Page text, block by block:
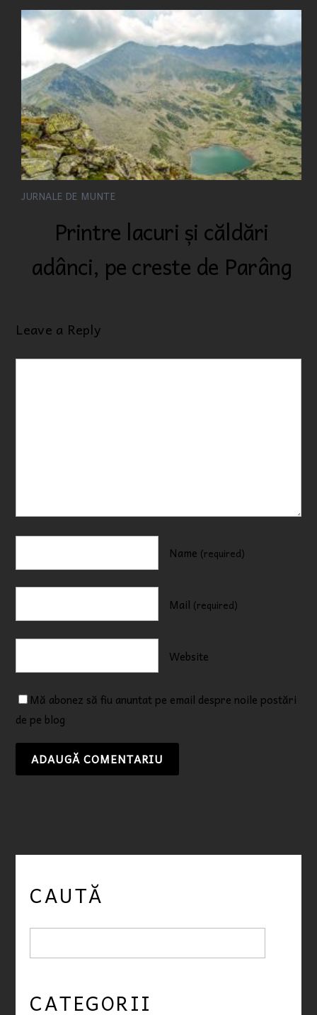
JURNALE DE MUNTE
Printre lacuri și căldări
adânci, pe creste de Parâng
Leave a Reply
Name (required)
Mail (required)
Website
Mă abonez să fiu anuntat pe email despre noile postări
de pe blog
CAUTĂ
CATEGORII